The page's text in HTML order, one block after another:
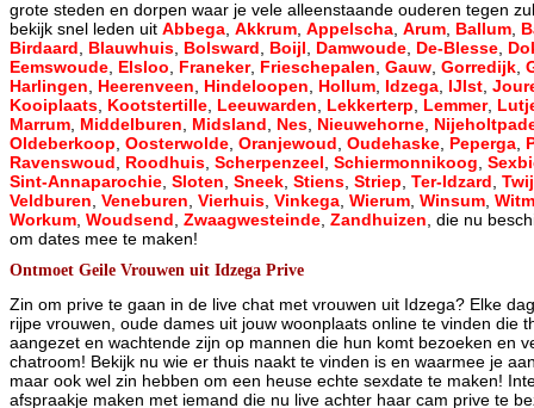
grote steden en dorpen waar je vele alleenstaande ouderen tegen
bekijk snel leden uit Abbega Akkrum Appelscha Arum Ballum
Birdaard
Blauwhuis Bolsward Boijl Damwoude De-Blesse
Eemswoude Elsloo Franeker, Frieschepalen Gauw Gorredijk
Harlingen
Heerenveen Hindeloopen Hollum Idzega IJlst
Kooiplaats Kootstertille Leeuwarden Lekkerterp Lemmer,
Marrum Middelburen Midsland Nes Nieuwehorne
Oldeberkoop Oosterwolde Oranjewoud Oudehaske Peperga
Ravenswoud
Roodhuis Scherpenzeel Schiermonnikoog
Sint-Annaparochie Sloten Sneek Stiens Striep Ter-Idzard
Veldburen Veneburen Vierhuis Vinkega Wierum Winsum
Workum Woudsend Zwaagwesteinde Zandhuizen , die nu
om dates mee te maken!
Ontmoet Geile Vrouwen uit Idzega Prive
Zin om prive te gaan in de live chat met vrouwen uit Idzega? Elke
rijpe vrouwen, oude dames uit jouw woonplaats online te vinden die
aangezet en wachtende zijn op mannen die hun komt bezoeken en
chatroom! Bekijk nu wie er thuis naakt te vinden is en waarmee je
maar ook wel zin hebben om een heuse echte sexdate te maken!
afspraakje maken met iemand die nu live achter haar cam prive te